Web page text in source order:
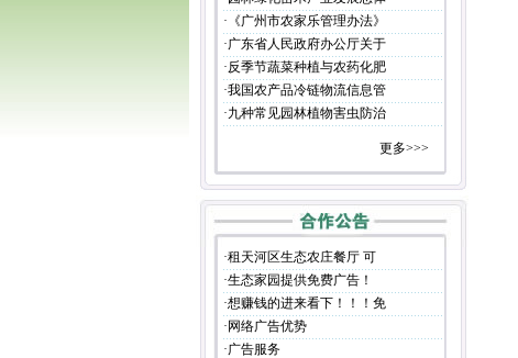
· 《广州市农家乐管理办法》
·广东省人民政府办公厅关于
·反季节蔬菜种植与农药化肥
·我国农产品冷链物流信息管
·九种常见园林植物害虫防治
更多>>>
·租天河区生态农庄餐厅 可
·生态家园提供免费广告！
·想赚钱的进来看下！！！免
· 网络广告优势
·广告服务